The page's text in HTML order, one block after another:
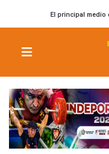
El principal medio